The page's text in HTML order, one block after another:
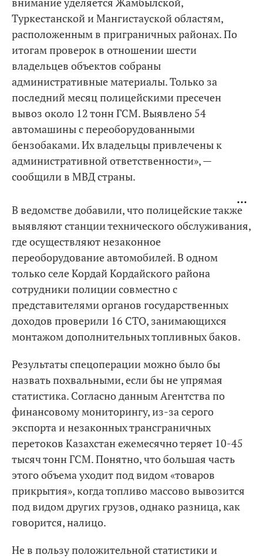
Туркестанской и Мангистауской областям,
расположенным в приграничных районах. По
итогам проверок в отношении шести
владельцев объектов собраны
административные материалы. Только за
последний месяц полицейскими пресечен
вывоз около 12 тонн ГСМ. Выявлено 54
автомашины с переоборудованными
бензобаками. Их владельцы привлечены к
административной ответственности», —
сообщили в МВД страны.
В ведомстве добавили, что полицейские также
выявляют станции технического обслуживания,
где осуществляют незаконное
переоборудование автомобилей. В одном
только селе Кордай Кордайского района
сотрудники полиции совместно с
представителями органов государственных
доходов проверили 16 СТО, занимающихся
монтажом дополнительных топливных баков.
Результаты спецоперации можно было бы
назвать похвальными, если бы не упрямая
статистика. Согласно данным Агентства по
финансовому мониторингу, из-за серого
экспорта и незаконных трансграничных
перетоков Казахстан ежемесячно теряет 10-45
тысяч тонн ГСМ. Понятно, что большая часть
этого объема уходит под видом «товаров
прикрытия», когда топливо массово вывозится
под видом других грузов, однако разница, как
говорится, налицо.
Не в пользу положительной статистики и